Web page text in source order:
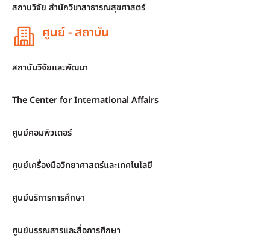
สถานวิจัย สำนักวิชาสาธารณสุขศาสตร์
ศูนย์ - สถาบัน
สถาบันวิจัยและพัฒนา
The Center for International Affairs
ศูนย์คอมพิวเตอร์
ศูนย์เครื่องมือวิทยาศาสตร์และเทคโนโลยี
ศูนย์บริการการศึกษา
ศูนย์บรรณสารและสื่อการศึกษา